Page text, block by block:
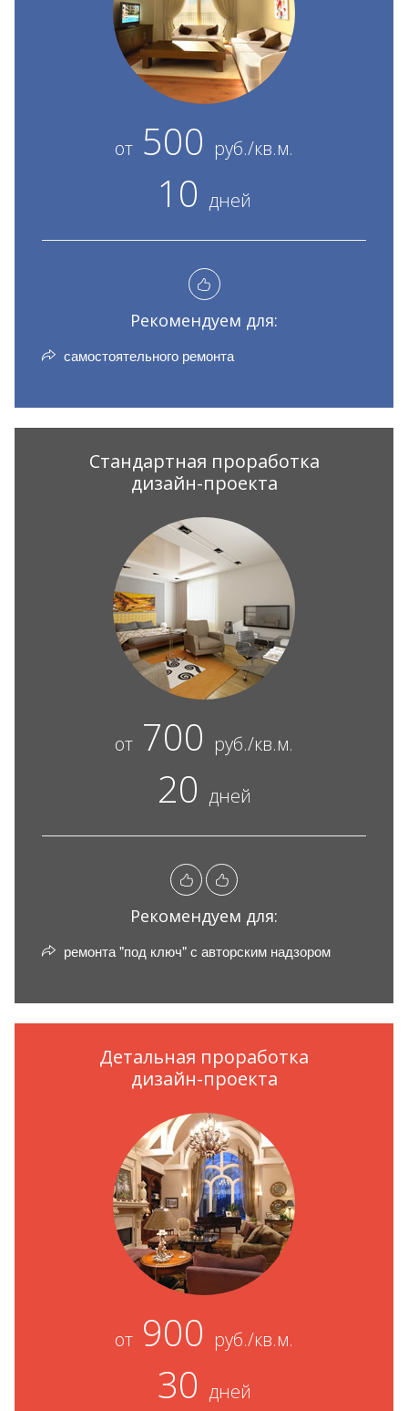
от 500 руб./кв.м.
10 дней
Рекомендуем для:
самостоятельного ремонта
Стандартная проработка
дизайн-проекта
от 700 руб./кв.м.
20 дней
Рекомендуем для:
ремонта "под ключ" с авторским надзором
Детальная проработка
дизайн-проекта
от 900 руб./кв.м.
30 дней